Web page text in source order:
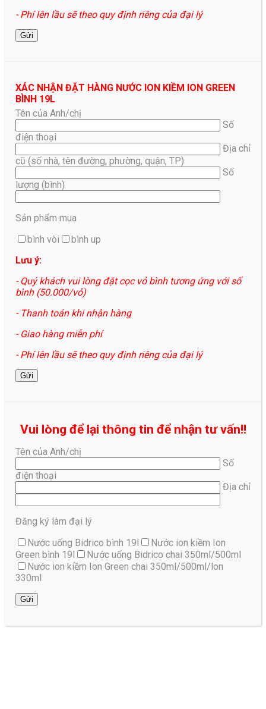
- Phí lên lầu sẽ theo quy định riêng của đại lý
XÁC NHẬN ĐẶT HÀNG NƯỚC ION KIỀM ION GREEN
BÌNH 19L
Tên của Anh/chị
Số
điện thoại
Địa chỉ
cũ (số nhà, tên đường, phường, quận, TP)
Số
lượng (bình)
Sản phẩm mua
bình vòi
bình up
Lưu ý:
- Quý khách vui lòng đặt cọc vỏ bình tương ứng với số
bình (50.000/vỏ)
- Thanh toán khi nhận hàng
- Giao hàng miễn phí
- Phí lên lầu sẽ theo quy định riêng của đại lý
Vui lòng để lại thông tin để nhận tư vấn!!
Tên của Anh/chị
Số
điện thoại
Địa chỉ
Đăng ký làm đại lý
Nước uống Bidrico bình 19l
Nước ion kiềm Ion
Green bình 19l
Nước uống Bidrico chai 350ml/500ml
Nước ion kiềm Ion Green chai 350ml/500ml/lon
330ml